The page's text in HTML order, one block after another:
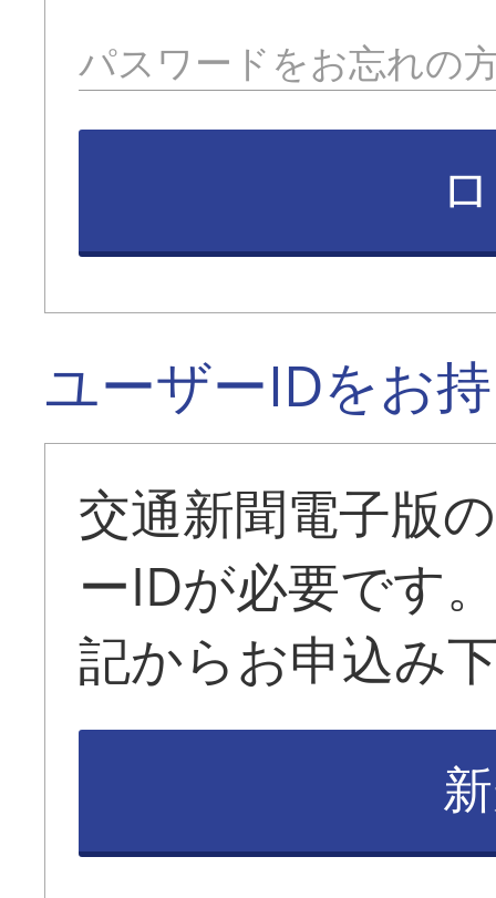
パスワードをお忘れの
ユーザーIDをお
交通新聞電子版
ーIDが必要です
記からお申込み